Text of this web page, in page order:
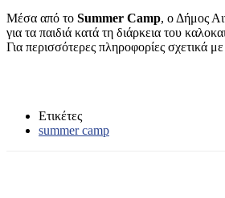
Μέσα από το Summer Camp, ο Δήμος
για τα παιδιά κατά τη διάρκεια του
Για περισσότερες πληροφορίες σχετικά
Ετικέτες
summer camp